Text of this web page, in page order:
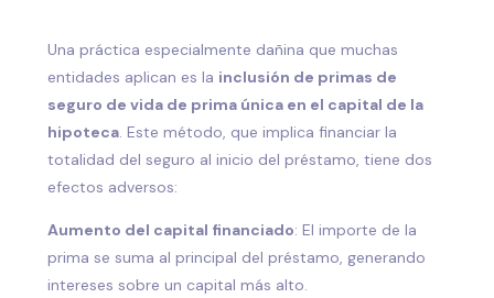
Una práctica especialmente dañina que muchas
entidades aplican es la inclusión de primas de
seguro de vida de prima única en el capital de la
hipoteca . Este método, que implica financiar la
totalidad del seguro al inicio del préstamo, tiene dos
efectos adversos:
Aumento del capital financiado: El importe de la
prima se suma al principal del préstamo, generando
intereses sobre un capital más alto.